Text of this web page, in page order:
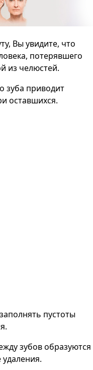
Вы увидите, что
потерявшего
из челюстей.
зуба приводит
оставшихся.
пустоты
зубов образуются
удаления.